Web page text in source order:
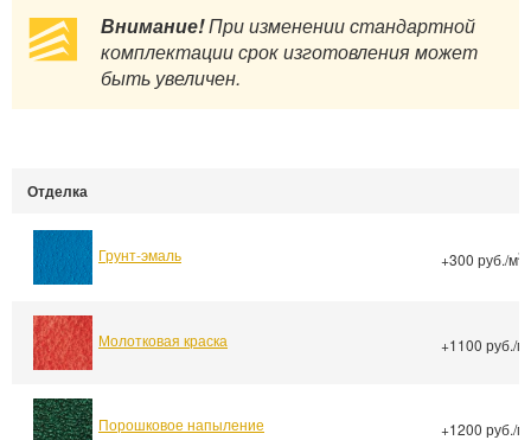
Внимание!При изменении стандартной
комплектации срок изготовления может
быть увеличен.
Отделка
Грунт-эмаль +300 руб./м2
Молотковая краска +1100 руб./м
Порошковое напыление +1200 руб./м